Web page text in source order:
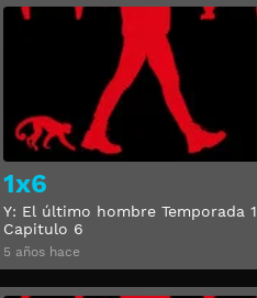
Ver
1x6
Y: El último hombre Temporada 1
Capitulo 6
5 años hace